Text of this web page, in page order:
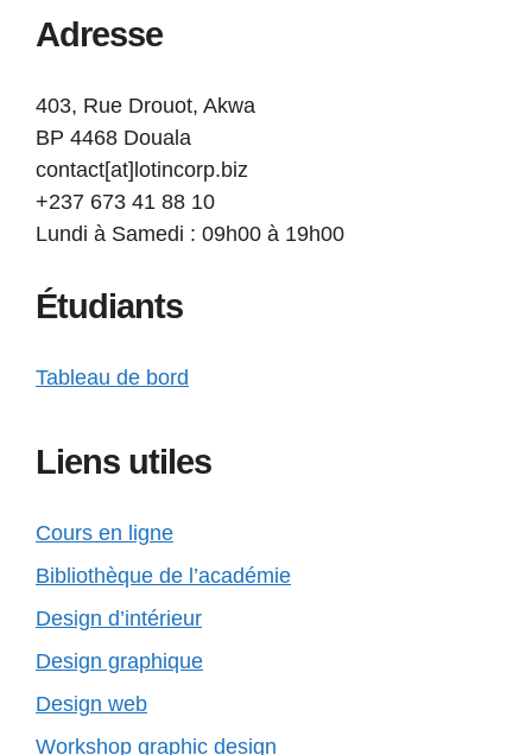
Adresse
403, Rue Drouot, Akwa
BP 4468 Douala
contact[at]lotincorp.biz
+237 673 41 88 10
Lundi à Samedi : 09h00 à 19h00
Étudiants
Tableau de bord
Liens utiles
Cours en ligne
Bibliothèque de l’académie
Design d’intérieur
Design graphique
Design web
Workshop graphic design